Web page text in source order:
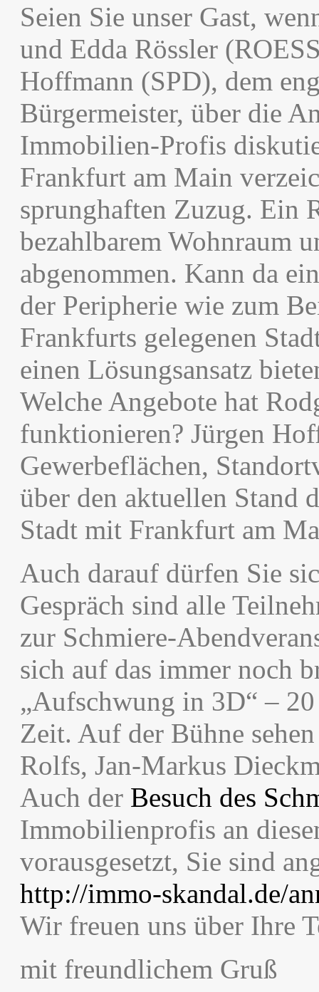
Seien Sie unser Gast,
und Edda Rössler
Hoffmann (SPD), dem
Bürgermeister, über die
Immobilien-Profis
Frankfurt am Main
sprunghaften Zuzug. Ein
bezahlbarem Wohnraum
abgenommen. Kann da
der Peripherie wie zum
Frankfurts gelegenen
einen Lösungsansatz
Welche Angebote hat
funktionieren? Jürgen
Gewerbeflächen,
über den aktuellen Stand
Stadt mit Frankfurt am
Auch darauf dürfen Sie
Gespräch sind alle
zur Schmiere-
sich auf das immer noch
„Aufschwung in 3D“ –
Zeit. Auf der Bühne
Rolfs, Jan-Markus
Auch der Besuch des
Immobilienprofis an
vorausgesetzt, Sie sind
http://immo-skandal.de/
Wir freuen uns über Ihre
mit freundlichem Gruß